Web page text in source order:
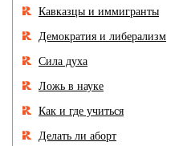
Кавказцы и иммигранты
Демократия и либерализм
Сила духа
Ложь в науке
Как и где учиться
Делать ли аборт